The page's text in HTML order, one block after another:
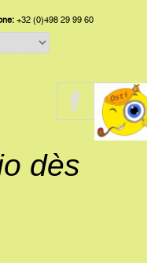
+32 (0)498 29 99 60
dès